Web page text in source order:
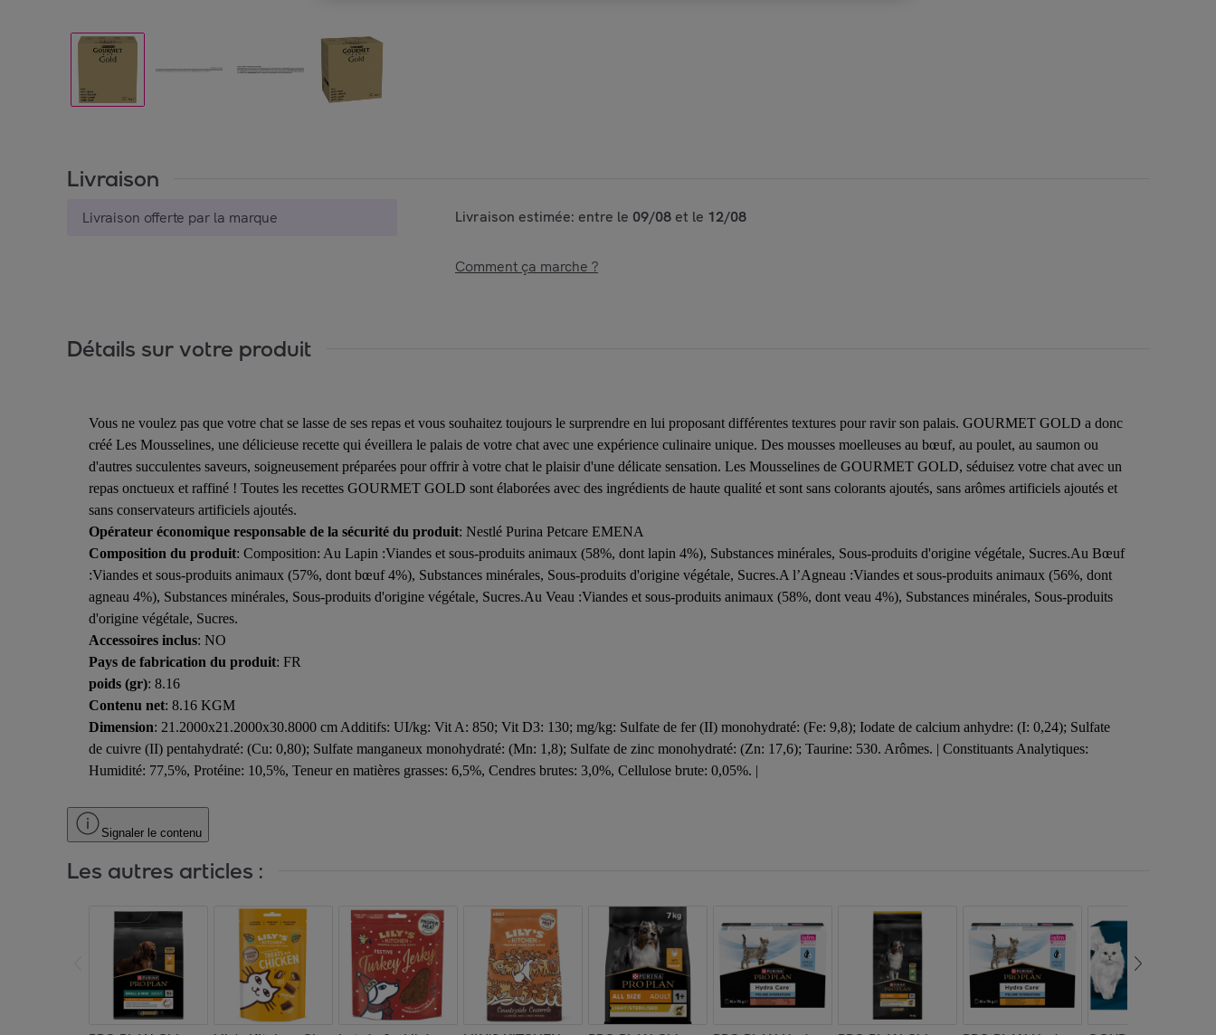
Livraison
Livraison offerte par la marque Livraison estimée: entre le 09/08 et le 12/08
Comment ça marche ?
Détails sur votre produit
Vous ne voulez pas que votre chat se lasse de ses repas et vous souhaitez toujours le surprendre en lui proposant différentes textures pour ravir son palais. GOURMET GOLD a donc
créé Les Mousselines, une délicieuse recette qui éveillera le palais de votre chat avec une expérience culinaire unique. Des mousses moelleuses au bœuf, au poulet, au saumon ou
d'autres succulentes saveurs, soigneusement préparées pour offrir à votre chat le plaisir d'une délicate sensation. Les Mousselines de GOURMET GOLD, séduisez votre chat avec un
repas onctueux et raffiné ! Toutes les recettes GOURMET GOLD sont élaborées avec des ingrédients de haute qualité et sont sans colorants ajoutés, sans arômes artificiels ajoutés et
sans conservateurs artificiels ajoutés.
Opérateur économique responsable de la sécurité du produit: Nestlé Purina Petcare EMENA
Composition du produit: Composition: Au Lapin :Viandes et sous-produits animaux (58%, dont lapin 4%), Substances minérales, Sous-produits d'origine végétale, Sucres.Au Bœuf
:Viandes et sous-produits animaux (57%, dont bœuf 4%), Substances minérales, Sous-produits d'origine végétale, Sucres.A l’Agneau :Viandes et sous-produits animaux (56%, dont
agneau 4%), Substances minérales, Sous-produits d'origine végétale, Sucres.Au Veau :Viandes et sous-produits animaux (58%, dont veau 4%), Substances minérales, Sous-produits
d'origine végétale, Sucres.
Accessoires inclus: NO
Pays de fabrication du produit: FR
poids (gr): 8.16
Contenu net: 8.16 KGM
Dimension: 21.2000x21.2000x30.8000 cm Additifs: UI/kg: Vit A: 850; Vit D3: 130; mg/kg: Sulfate de fer (II) monohydraté: (Fe: 9,8); Iodate de calcium anhydre: (I: 0,24); Sulfate
de cuivre (II) pentahydraté: (Cu: 0,80); Sulfate manganeux monohydraté: (Mn: 1,8); Sulfate de zinc monohydraté: (Zn: 17,6); Taurine: 530. Arômes. | Constituants Analytiques:
Humidité: 77,5%, Protéine: 10,5%, Teneur en matières grasses: 6,5%, Cendres brutes: 3,0%, Cellulose brute: 0,05%. |
Signaler le contenu
Les autres articles :